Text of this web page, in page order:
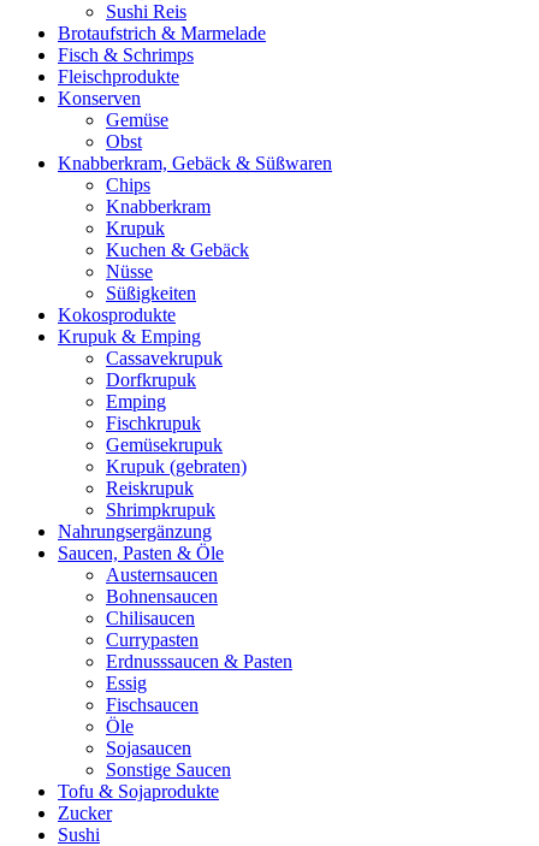
Sushi Reis
Brotaufstrich & Marmelade
Fisch & Schrimps
Fleischprodukte
Konserven
Gemüse
Obst
Knabberkram, Gebäck & Süßwaren
Chips
Knabberkram
Krupuk
Kuchen & Gebäck
Nüsse
Süßigkeiten
Kokosprodukte
Krupuk & Emping
Cassavekrupuk
Dorfkrupuk
Emping
Fischkrupuk
Gemüsekrupuk
Krupuk (gebraten)
Reiskrupuk
Shrimpkrupuk
Nahrungsergänzung
Saucen, Pasten & Öle
Austernsaucen
Bohnensaucen
Chilisaucen
Currypasten
Erdnusssaucen & Pasten
Essig
Fischsaucen
Öle
Sojasaucen
Sonstige Saucen
Tofu & Sojaprodukte
Zucker
Sushi